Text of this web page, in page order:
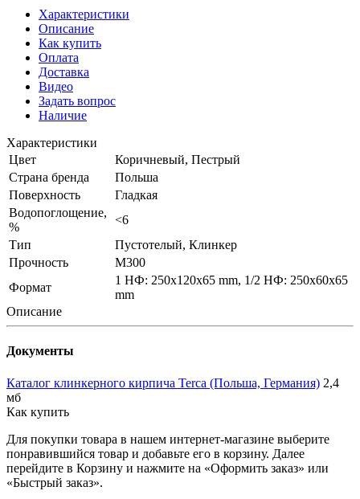
Характеристики
Описание
Как купить
Оплата
Доставка
Видео
Задать вопрос
Наличие
Характеристики
Цвет
Коричневый, Пестрый
Страна бренда
Польша
Поверхность
Гладкая
Водопоглощение,
%
<6
Тип
Пустотелый, Клинкер
Прочность
М300
Формат
1 НФ: 250х120х65 mm, 1/2 НФ: 250х60х65
mm
Описание
Документы
Каталог клинкерного кирпича Terca (Польша, Германия) 2,4
мб
Как купить
Для покупки товара в нашем интернет-магазине выберите
понравившийся товар и добавьте его в корзину. Далее
перейдите в Корзину и нажмите на «Оформить заказ» или
«Быстрый заказ».